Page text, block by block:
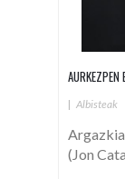
AURKEZPEN
| Albisteak
(Jon